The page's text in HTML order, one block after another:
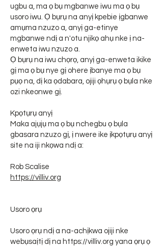
ugbu a, ma ọ bụ mgbanwe iwu ma ọ bụ
usoro iwu. Ọ bụrụ na anyị kpebie ịgbanwe
amụma nzuzo a, anyị ga-etinye
mgbanwe ndị a n'otu njikọ ahụ nke ị na-
enweta iwu nzuzo a.
Ọ bụrụ na iwu chọrọ, anyị ga-enweta ikike
gị ma ọ bụ nye gị ohere ịbanye ma ọ bụ
pụọ na, dị ka ọdabara, ojiji ọhụrụ ọ bụla nke
ozi nkeonwe gị.
Kpọtụrụ anyị
Maka ajụjụ ma ọ bụ nchegbu ọ bụla
gbasara nzuzo gị, ị nwere ike ịkpọtụrụ anyị
site na iji nkọwa ndị a:
Rob Scalise
https://villiv.org
Usoro ọrụ
Usoro ọrụ ndị a na-achịkwa ojiji nke
webụsaịtị dị na https://villiv.org yana ọrụ ọ